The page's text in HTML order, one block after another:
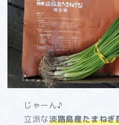
じゃーん♪
立派な淡路島産たまねぎ